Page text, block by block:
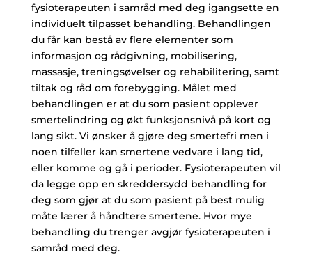
fysioterapeuten i samråd med deg igangsette en
individuelt tilpasset behandling. Behandlingen
du får kan bestå av flere elementer som
informasjon og rådgivning, mobilisering,
massasje, treningsøvelser og rehabilitering, samt
tiltak og råd om forebygging. Målet med
behandlingen er at du som pasient opplever
smertelindring og økt funksjonsnivå på kort og
lang sikt. Vi ønsker å gjøre deg smertefri men i
noen tilfeller kan smertene vedvare i lang tid,
eller komme og gå i perioder. Fysioterapeuten vil
da legge opp en skreddersydd behandling for
deg som gjør at du som pasient på best mulig
måte lærer å håndtere smertene. Hvor mye
behandling du trenger avgjør fysioterapeuten i
samråd med deg.